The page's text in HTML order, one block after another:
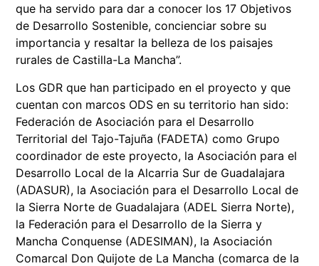
que ha servido para dar a conocer los 17 Objetivos
de Desarrollo Sostenible, concienciar sobre su
importancia y resaltar la belleza de los paisajes
rurales de Castilla-La Mancha”.
Los GDR que han participado en el proyecto y que
cuentan con marcos ODS en su territorio han sido:
Federación de Asociación para el Desarrollo
Territorial del Tajo-Tajuña (FADETA) como Grupo
coordinador de este proyecto, la Asociación para el
Desarrollo Local de la Alcarria Sur de Guadalajara
(ADASUR), la Asociación para el Desarrollo Local de
la Sierra Norte de Guadalajara (ADEL Sierra Norte),
la Federación para el Desarrollo de la Sierra y
Mancha Conquense (ADESIMAN), la Asociación
Comarcal Don Quijote de La Mancha (comarca de la